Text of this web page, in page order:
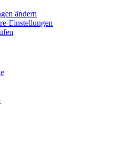
ändern
Einstellungen